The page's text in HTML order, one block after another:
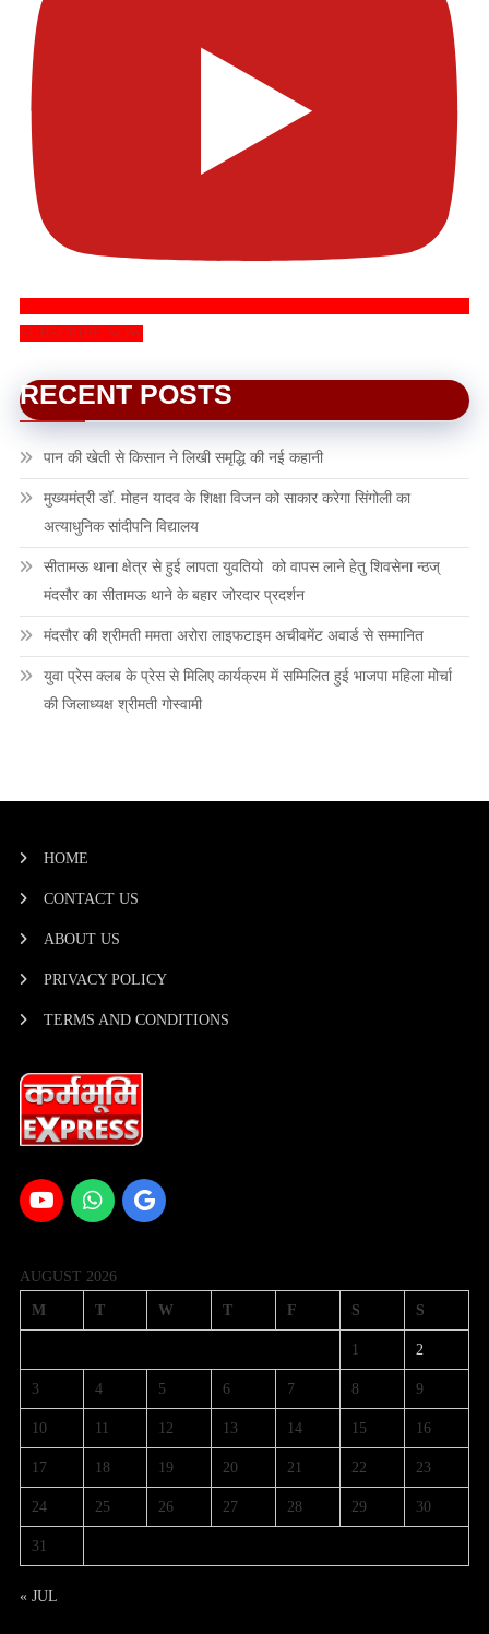
SUBSCRIBE NOW
RECENT POSTS
पान की खेती से किसान ने लिखी समृद्धि की नई कहानी
मुख्यमंत्री डॉ. मोहन यादव के शिक्षा विजन को साकार करेगा सिंगोली का
अत्याधुनिक सांदीपनि विद्यालय
सीतामऊ थाना क्षेत्र से हुई लापता युवतियो को वापस लाने हेतु शिवसेना न्ठज्
मंदसौर का सीतामऊ थाने के बहार जोरदार प्रदर्शन
मंदसौर की श्रीमती ममता अरोरा लाइफटाइम अचीवमेंट अवार्ड से सम्मानित
युवा प्रेस क्लब के प्रेस से मिलिए कार्यक्रम में सम्मिलित हुई भाजपा महिला मोर्चा
की जिलाध्यक्ष श्रीमती गोस्वामी
HOME
CONTACT US
ABOUT US
PRIVACY POLICY
TERMS AND CONDITIONS
AUGUST 2026
M T W T F S S
1 2
3 4 5 6 7 8 9
10 11 12 13 14 15 16
17 18 19 20 21 22 23
24 25 26 27 28 29 30
31
« JUL